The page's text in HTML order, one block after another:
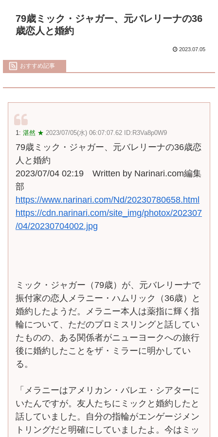
79歳ミック・ジャガー、元バレリーナの36
歳恋人と婚約
2023.07.05
おすすめ記事
1: 湛然 ★ 2023/07/05(水) 06:07:07.62 ID:R3Va8p0W9
79歳ミック・ジャガー、元バレリーナの36歳恋
人と婚約
2023/07/04 02:19 Written by Narinari.com編集
部
https://www.narinari.com/Nd/20230780658.html
https://cdn.narinari.com/site_img/photox/202307
/04/20230704002.jpg
ミック・ジャガー（79歳）が、元バレリーナで
振付家の恋人メラニー・ハムリック（36歳）と
婚約したようだ。メラニー本人は薬指に輝く指
輪について、ただのプロミスリングと話してい
たものの、ある関係者がニューヨークへの旅行
後に婚約したことをザ・ミラーに明かしてい
る。
「メラニーはアメリカン・バレエ・シアターに
いたんですが。友人たちにミックと婚約したと
話していました。自分の指輪がエンゲージメン
トリングだと明確にしていましたよ。今はミッ